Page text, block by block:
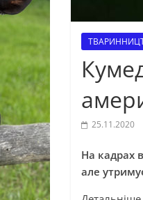
25.11.2020
На кадрах
але